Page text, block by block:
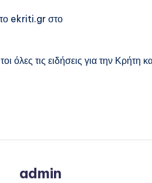
ekriti.gr στο
όλες τις ειδήσεις για την Κρήτη
admin